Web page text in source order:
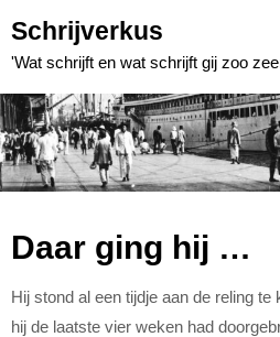
to
content
Schrijverkus
'Wat schrijft en wat schrijft gij zoo
Daar ging hij …
Hij stond al een tijdje aan de reling
hij de laatste vier weken had